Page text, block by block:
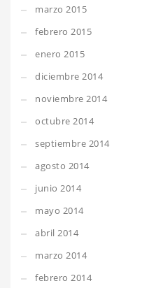
marzo 2015
febrero 2015
enero 2015
diciembre 2014
noviembre 2014
octubre 2014
septiembre 2014
agosto 2014
junio 2014
mayo 2014
abril 2014
marzo 2014
febrero 2014